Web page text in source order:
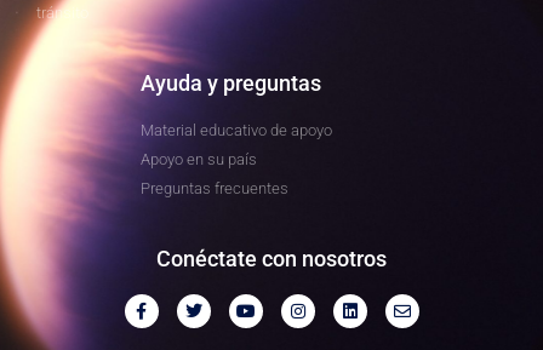
tránsito
Ayuda y preguntas
Material educativo de apoyo
Apoyo en su país
Preguntas frecuentes
Conéctate con nosotros